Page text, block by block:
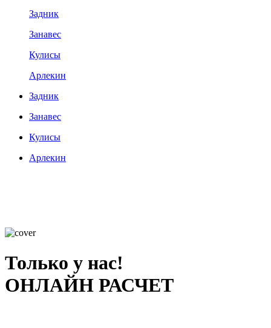
Задник
Занавес
Кулисы
Арлекин
Задник
Занавес
Кулисы
Арлекин
Только у нас!
ОНЛАЙН РАСЧЕТ